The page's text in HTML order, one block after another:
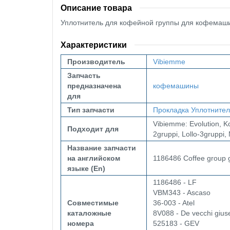
Описание товара
Уплотнитель для кофейной группы для
Характеристики
Производитель
Vibiemme
Запчасть
предназначена
для
кофемашины
Тип запчасти Прокладка
Подходит для
Vibiemme: Evolution,
2gruppi, Lollo-3gruppi,
Название запчасти
на английском
языке (En)
1186486 Coffee group
Совместимые
каталожные
номера
1186486 - LF
VBM343 - Ascaso
36-003 - Atel
8V088 - De vecchi
525183 - GEV